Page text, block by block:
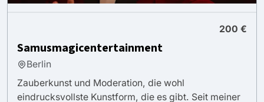
200 €
Samusmagicentertainment
Berlin
Zauberkunst und Moderation, die wohl
eindrucksvollste Kunstform, die es gibt. Seit meiner